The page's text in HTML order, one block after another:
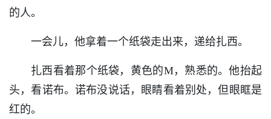
的人。
一会儿，他拿着一个纸袋走出来，递给扎西。
扎西看着那个纸袋，黄色的M，熟悉的。他抬起
头，看诺布。诺布没说话，眼睛看着别处，但眼眶是
红的。